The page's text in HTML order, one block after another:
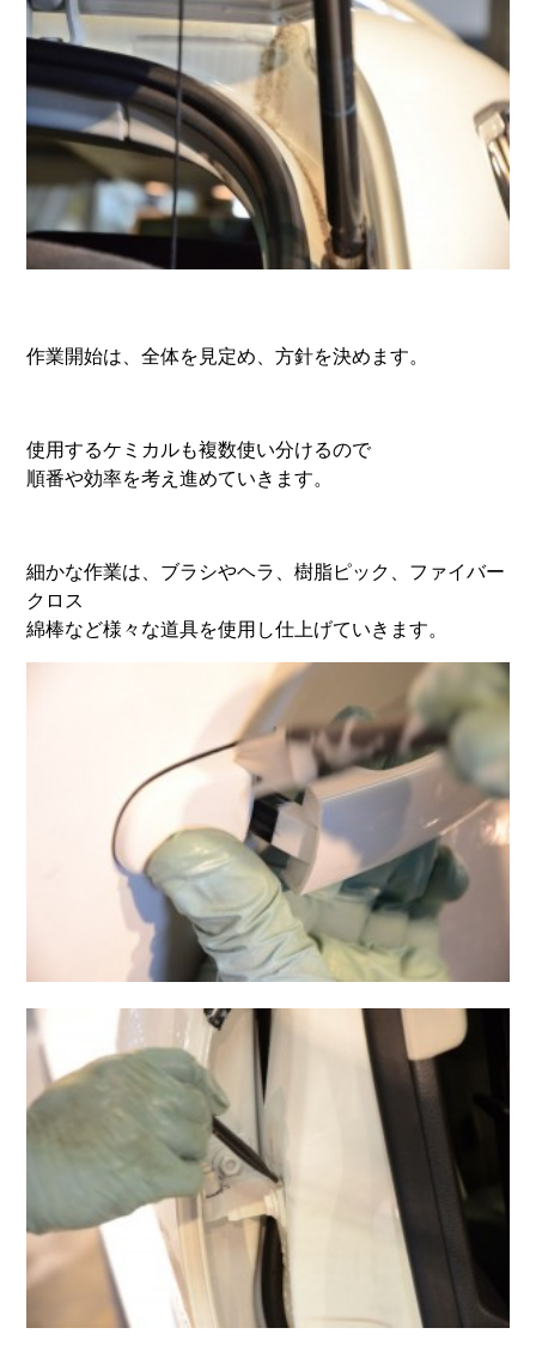
作業開始は、全体を見定め、方針を決めます。
使用するケミカルも複数使い分けるので
順番や効率を考え進めていきます。
細かな作業は、ブラシやヘラ、樹脂ピック、ファイバー
クロス
綿棒など様々な道具を使用し仕上げていきます。